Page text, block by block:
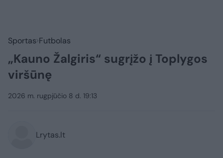
Sportas Futbolas
„Kauno Žalgiris“ sugrįžo į Toplygos
viršūnę
2026 m. rugpjūčio 8 d. 19:13
Lrytas.lt